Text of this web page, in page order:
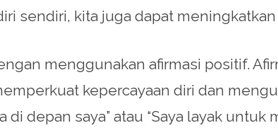
sendiri, kita juga dapat
menggunakan afirmasi positif.
kepercayaan diri dan
depan saya” atau “Saya layak untuk